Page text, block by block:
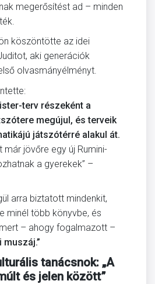
megerősítést ad – minden
köszöntötte az idei
aki generációk
olvasmányélményt.
terv részeként a
megújul, és terveik
játszótérré alakul át.
már jövőre egy új Rumini-
a gyerekek” –
arra biztatott mindenkit,
minél több könyvbe, és
– ahogy fogalmazott –
tanácsnok: „A
és jelen között”